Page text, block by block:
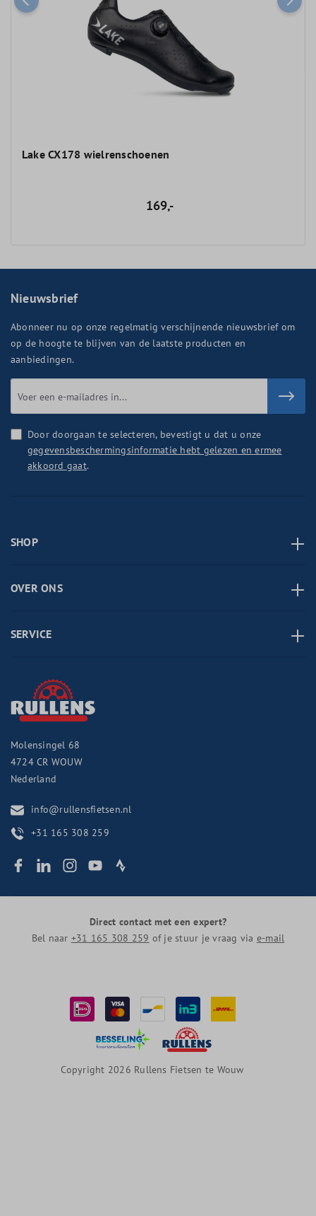
Lake CX178 wielrenschoenen
169,-
Nieuwsbrief
Abonneer nu op onze regelmatig verschijnende nieuwsbrief om
op de hoogte te blijven van de laatste producten en
aanbiedingen.
Door doorgaan te selecteren, bevestigt u dat u onze
gegevensbeschermingsinformatie hebt gelezen en ermee
akkoord gaat.
SHOP
OVER ONS
SERVICE
Molensingel 68
4724 CR WOUW
Nederland
info@rullensfietsen.nl
+31 165 308 259
Direct contact met een expert?
Bel naar +31 165 308 259 of je stuur je vraag via e-mail
Copyright 2026 Rullens Fietsen te Wouw